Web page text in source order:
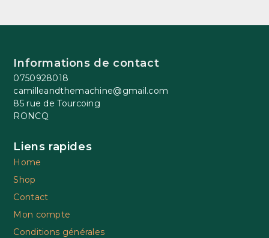
Informations de contact
0750928018
camilleandthemachine@gmail.com
85 rue de Tourcoing
RONCQ
Liens rapides
Home
Shop
Contact
Mon compte
Conditions générales